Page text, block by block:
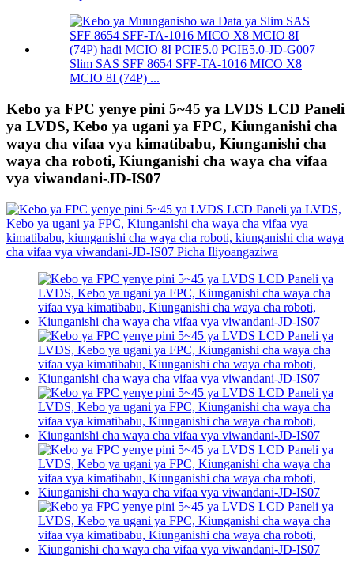
Slim SAS SFF 8654 SFF-TA-1016 MICO X8
MCIO 8I (74P) ...
Kebo ya FPC yenye pini 5~45 ya LVDS LCD Paneli
ya LVDS, Kebo ya ugani ya FPC, Kiunganishi cha
waya cha vifaa vya kimatibabu, Kiunganishi cha
waya cha roboti, Kiunganishi cha waya cha vifaa
vya viwandani-JD-IS07